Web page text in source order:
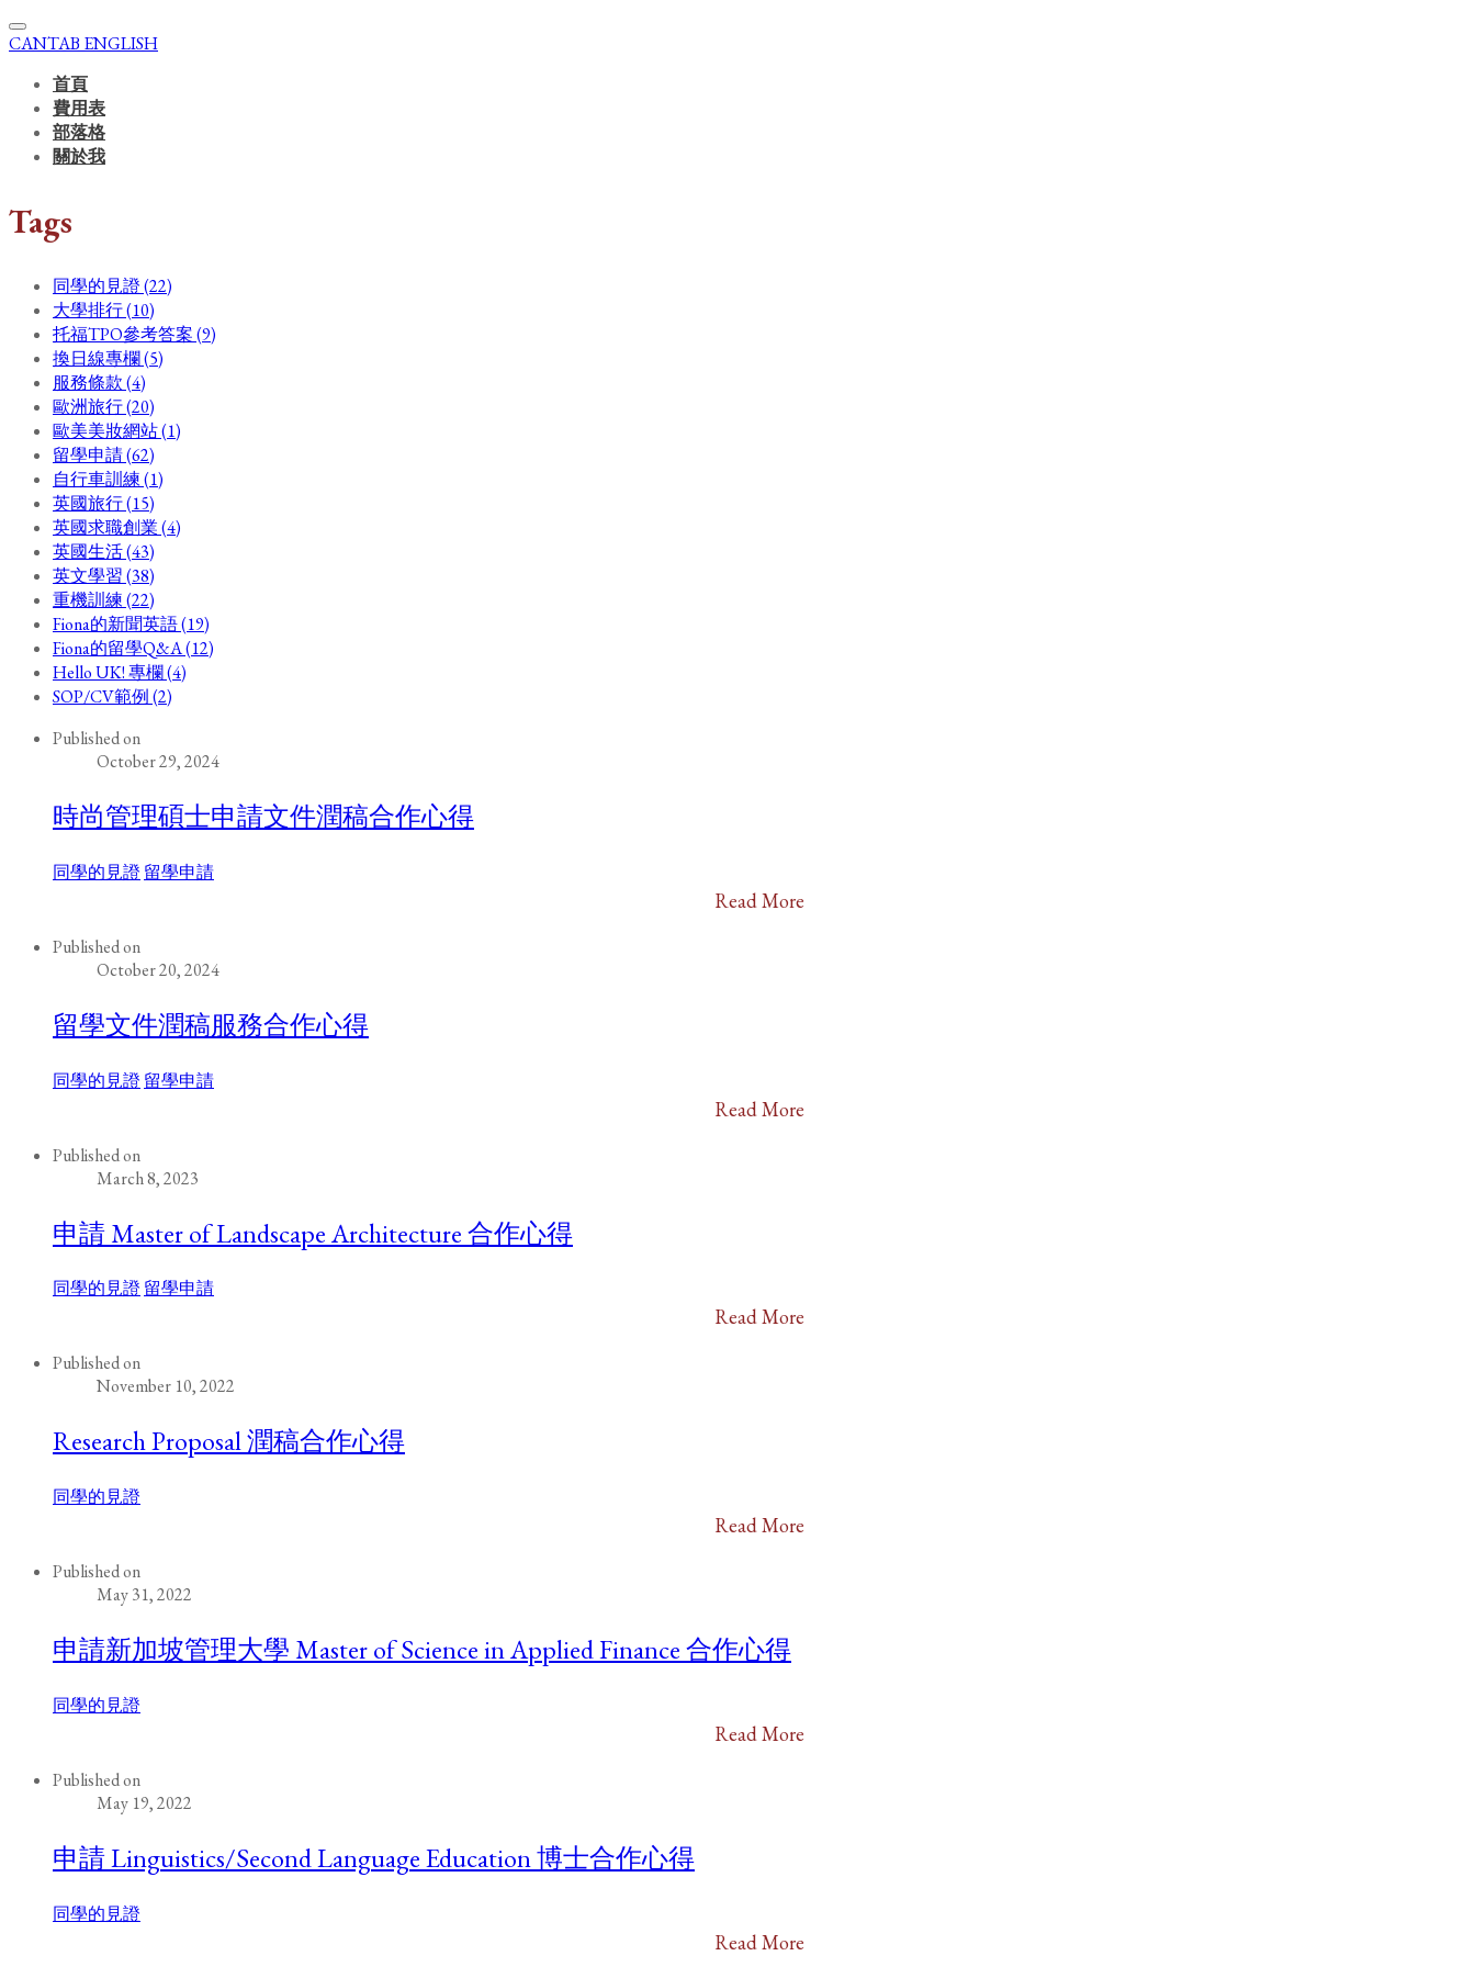
CANTAB ENGLISH
首頁
費用表
部落格
關於我
Tags
同學的見證 (22)
大學排行 (10)
托福TPO參考答案 (9)
換日線專欄 (5)
服務條款 (4)
歐洲旅行 (20)
歐美美妝網站 (1)
留學申請 (62)
自行車訓練 (1)
英國旅行 (15)
英國求職創業 (4)
英國生活 (43)
英文學習 (38)
重機訓練 (22)
Fiona的新聞英語 (19)
Fiona的留學Q&A (12)
Hello UK! 專欄 (4)
SOP/CV範例 (2)
Published on
October 29, 2024
時尚管理碩士申請文件潤稿合作心得
同學的見證 留學申請
Read More
Published on
October 20, 2024
留學文件潤稿服務合作心得
同學的見證 留學申請
Read More
Published on
March 8, 2023
申請 Master of Landscape Architecture 合作心得
同學的見證 留學申請
Read More
Published on
November 10, 2022
Research Proposal 潤稿合作心得
同學的見證
Read More
Published on
May 31, 2022
申請新加坡管理大學 Master of Science in Applied Finance 合作心得
同學的見證
Read More
Published on
May 19, 2022
申請 Linguistics/Second Language Education 博士合作心得
同學的見證
Read More